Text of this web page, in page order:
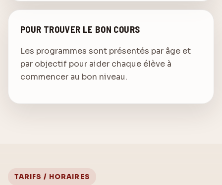
POUR TROUVER LE BON COURS
Les programmes sont présentés par âge et
par objectif pour aider chaque élève à
commencer au bon niveau.
TARIFS / HORAIRES